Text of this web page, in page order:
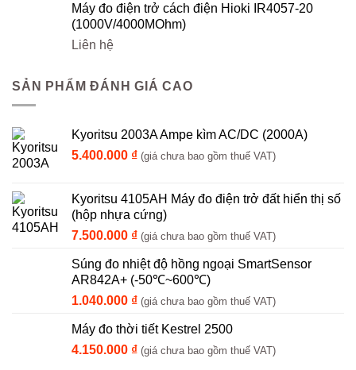
Máy đo điện trở cách điện Hioki IR4057-20
(1000V/4000MOhm)
Liên hệ
SẢN PHẨM ĐÁNH GIÁ CAO
Kyoritsu 2003A Ampe kìm AC/DC (2000A)
5.400.000 ₫ (giá chưa bao gồm thuế VAT)
Kyoritsu 4105AH Máy đo điện trở đất hiển thị số
(hộp nhựa cứng)
7.500.000 ₫ (giá chưa bao gồm thuế VAT)
Súng đo nhiệt độ hồng ngoại SmartSensor
AR842A+ (-50℃~600℃)
1.040.000 ₫ (giá chưa bao gồm thuế VAT)
Máy đo thời tiết Kestrel 2500
4.150.000 ₫ (giá chưa bao gồm thuế VAT)